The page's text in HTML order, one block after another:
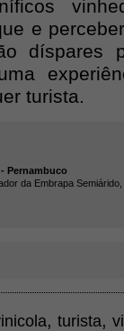
e
díspares
turista.
Pernambuco
da Embrapa
, turista,